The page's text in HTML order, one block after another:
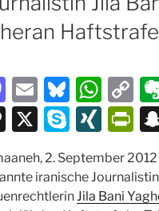
M
a
st
o
d
E
m
ai
l
Bl
u
e
s
k
W
h
at
s
A
C
o
p
y
Li
T
e
e
X
S
k
y
p
XI
N
G
P
ri
nt
Fr
2. September 2012
iranische
Jila Bani